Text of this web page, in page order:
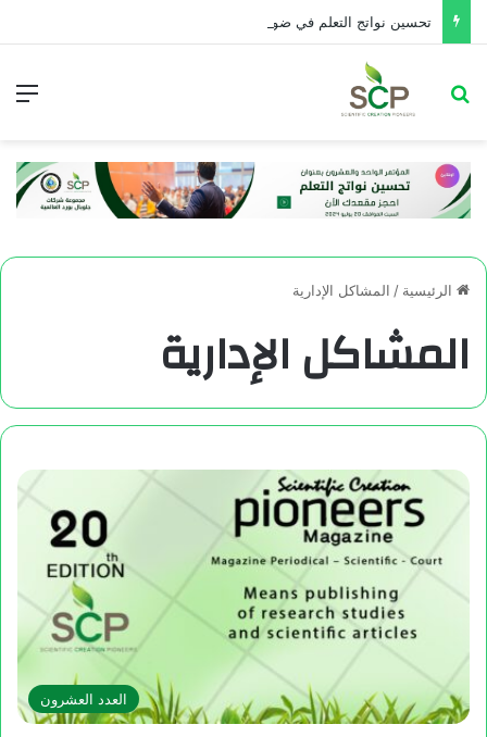
تحسین نواتج التعلم في ضوء معايير تقويم الأداء التربوي
الرئيسية / المشاكل الإدارية
المشاكل الإدارية
العدد العشرون